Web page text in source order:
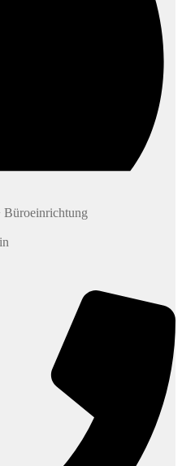
Büroeinrichtung